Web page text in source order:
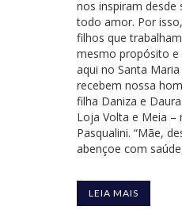
nos inspiram desde
todo amor. Por
filhos que
mesmo propósito
aqui no Santa Maria
recebem nossa
filha Daniza e
Loja Volta e Meia –
Pasqualini. “Mãe,
abençoe com
LEIA MAIS